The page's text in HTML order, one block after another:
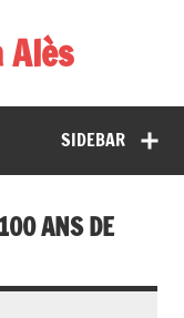
Alès
SIDEBAR
ANS DE